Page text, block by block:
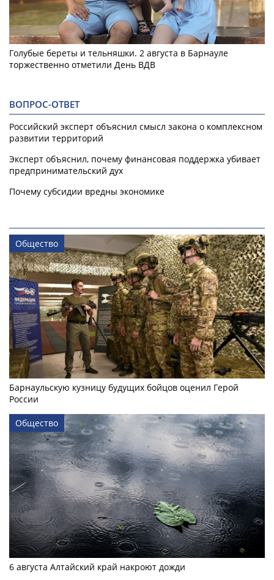
Голубые береты и тельняшки. 2 августа в Барнауле
торжественно отметили День ВДВ
ВОПРОС-ОТВЕТ
Российский эксперт объяснил смысл закона о комплексном
развитии территорий
Эксперт объяснил, почему финансовая поддержка убивает
предпринимательский дух
Почему субсидии вредны экономике
Общество
Барнаульскую кузницу будущих бойцов оценил Герой
России
Общество
6 августа Алтайский край накроют дожди